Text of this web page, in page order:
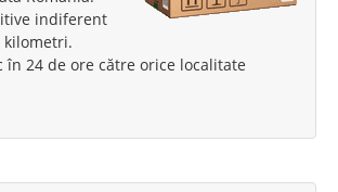
indiferent
în 24 de ore către orice localitate